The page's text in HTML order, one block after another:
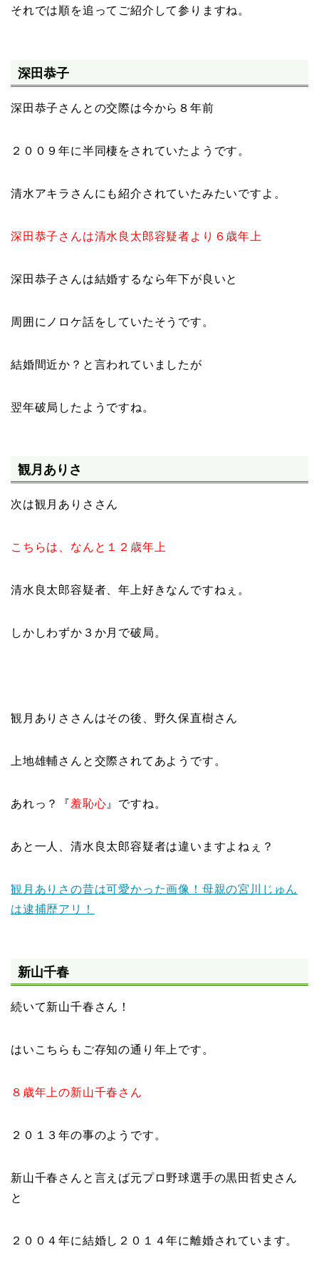
それでは順を追ってご紹介して参りますね。
深田恭子
深田恭子さんとの交際は今から８年前
２００９年に半同棲をされていたようです。
清水アキラさんにも紹介されていたみたいですよ。
深田恭子さんは清水良太郎容疑者より６歳年上
深田恭子さんは結婚するなら年下が良いと
周囲にノロケ話をしていたそうです。
結婚間近か？と言われていましたが
翌年破局したようですね。
観月ありさ
次は観月ありささん
こちらは、なんと１２歳年上
清水良太郎容疑者、年上好きなんですねぇ。
しかしわずか３か月で破局。
観月ありささんはその後、野久保直樹さん
上地雄輔さんと交際されてあようです。
あれっ？『羞恥心 』ですね。
あと一人、清水良太郎容疑者は違いますよねぇ？
観月ありさの昔は可愛かった画像！母親の宮川じゅん
は逮捕歴アリ！
新山千春
続いて新山千春さん！
はいこちらもご存知の通り年上です。
８歳年上の新山千春さん
２０１３年の事のようです。
新山千春さんと言えば元プロ野球選手の黒田哲史さん
と
２００４年に結婚し２０１４年に離婚されています。